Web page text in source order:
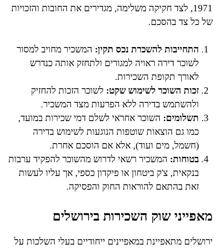
1971, לצד חקיקה משלימה, מגדירים את החובות והזכויות
של כל צד בהסכם.
התחייבות להשכרת נכס תקין: המשכיר מחויב למסור
לשוכר דירה ראויה למגורים ולתחזק אותה כנדרש
לאורך תקופת השכירות.
זכות השוכר לשימוש שקט: לשוכר הזכות להחזיק
ולהשתמש בדירה ללא הפרעות מצד המשכיר.
תשלומים: השוכר אחראי לשלם דמי שכירות במועד,
כמו גם הוצאות שוטפות הנוגעות לשימוש בדירה
(חשמל, מים ועוד), אלא אם הוסכם אחרת.
בטוחות: המשכיר רשאי לדרוש מהשוכר להפקיד ערבות
בנקאית, צ'ק ביטחון או פיקדון כספי, אך עליו לעשות
זאת בהתאם להוראות החוק והפסיקה.
מאפייני שוק השכירות בירושלים
ירושלים מתאפיינת במאפיינים ייחודיים בעלי השלכות על